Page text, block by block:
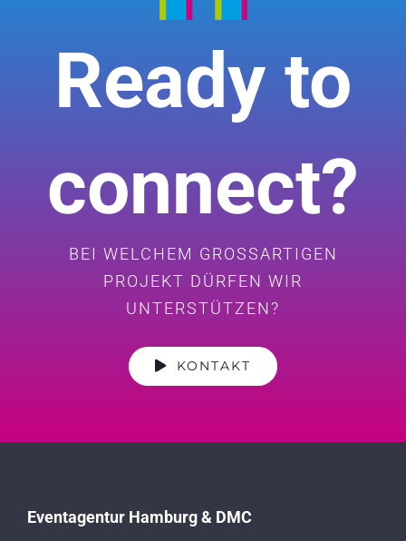
Ready to
connect?
BEI WELCHEM GROSSARTIGEN
PROJEKT DÜRFEN WIR
UNTERSTÜTZEN?
KONTAKT
Eventagentur Hamburg & DMC